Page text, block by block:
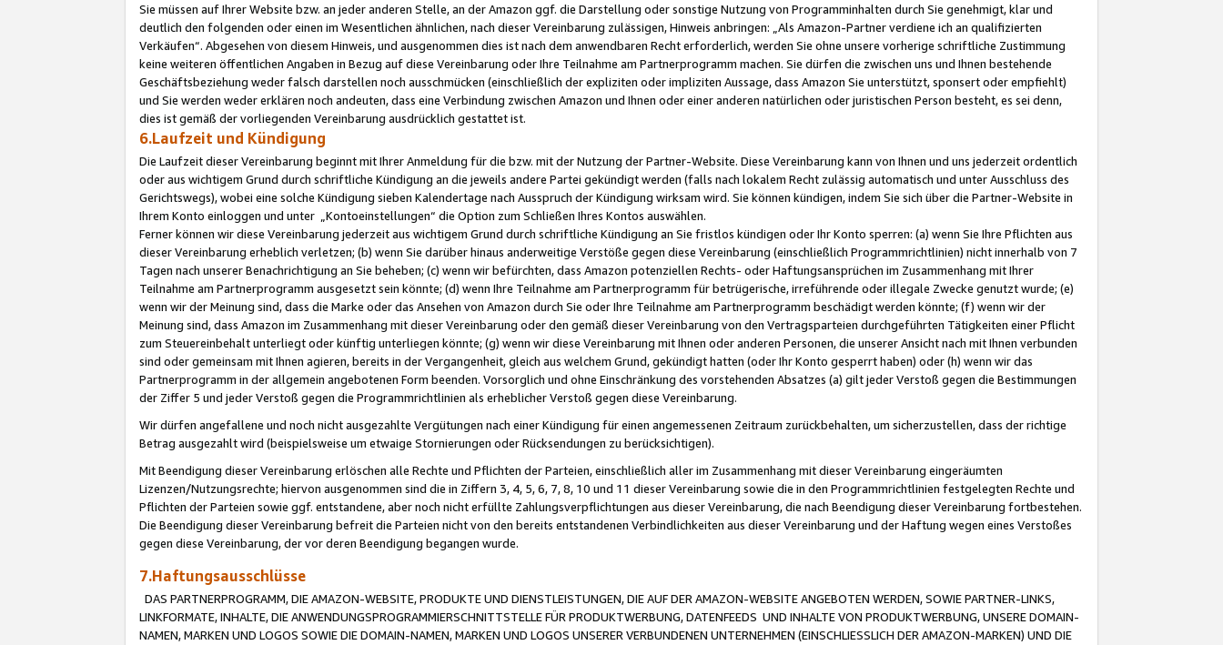
Sie müssen auf Ihrer Website bzw. an jeder anderen Stelle, an der Amazon ggf. die Darstellung oder sonstige Nutzung von Programminhalten durch Sie genehmigt, klar und
deutlich den folgenden oder einen im Wesentlichen ähnlichen, nach dieser Vereinbarung zulässigen, Hinweis anbringen: „Als Amazon-Partner verdiene ich an qualifizierten
Verkäufen“. Abgesehen von diesem Hinweis, und ausgenommen dies ist nach dem anwendbaren Recht erforderlich, werden Sie ohne unsere vorherige schriftliche Zustimmung
keine weiteren öffentlichen Angaben in Bezug auf diese Vereinbarung oder Ihre Teilnahme am Partnerprogramm machen. Sie dürfen die zwischen uns und Ihnen bestehende
Geschäftsbeziehung weder falsch darstellen noch ausschmücken (einschließlich der expliziten oder impliziten Aussage, dass Amazon Sie unterstützt, sponsert oder empfiehlt)
und Sie werden weder erklären noch andeuten, dass eine Verbindung zwischen Amazon und Ihnen oder einer anderen natürlichen oder juristischen Person besteht, es sei denn,
dies ist gemäß der vorliegenden Vereinbarung ausdrücklich gestattet ist.
6.Laufzeit und Kündigung
Die Laufzeit dieser Vereinbarung beginnt mit Ihrer Anmeldung für die bzw. mit der Nutzung der Partner-Website. Diese Vereinbarung kann von Ihnen und uns jederzeit ordentlich
oder aus wichtigem Grund durch schriftliche Kündigung an die jeweils andere Partei gekündigt werden (falls nach lokalem Recht zulässig automatisch und unter Ausschluss des
Gerichtswegs), wobei eine solche Kündigung sieben Kalendertage nach Ausspruch der Kündigung wirksam wird. Sie können kündigen, indem Sie sich über die Partner-Website in
Ihrem Konto einloggen und unter „Kontoeinstellungen“ die Option zum Schließen Ihres Kontos auswählen.
Ferner können wir diese Vereinbarung jederzeit aus wichtigem Grund durch schriftliche Kündigung an Sie fristlos kündigen oder Ihr Konto sperren: (a) wenn Sie Ihre Pflichten aus
dieser Vereinbarung erheblich verletzen; (b) wenn Sie darüber hinaus anderweitige Verstöße gegen diese Vereinbarung (einschließlich Programmrichtlinien) nicht innerhalb von 7
Tagen nach unserer Benachrichtigung an Sie beheben; (c) wenn wir befürchten, dass Amazon potenziellen Rechts- oder Haftungsansprüchen im Zusammenhang mit Ihrer
Teilnahme am Partnerprogramm ausgesetzt sein könnte; (d) wenn Ihre Teilnahme am Partnerprogramm für betrügerische, irreführende oder illegale Zwecke genutzt wurde; (e)
wenn wir der Meinung sind, dass die Marke oder das Ansehen von Amazon durch Sie oder Ihre Teilnahme am Partnerprogramm beschädigt werden könnte; (f) wenn wir der
Meinung sind, dass Amazon im Zusammenhang mit dieser Vereinbarung oder den gemäß dieser Vereinbarung von den Vertragsparteien durchgeführten Tätigkeiten einer Pflicht
zum Steuereinbehalt unterliegt oder künftig unterliegen könnte; (g) wenn wir diese Vereinbarung mit Ihnen oder anderen Personen, die unserer Ansicht nach mit Ihnen verbunden
sind oder gemeinsam mit Ihnen agieren, bereits in der Vergangenheit, gleich aus welchem Grund, gekündigt hatten (oder Ihr Konto gesperrt haben) oder (h) wenn wir das
Partnerprogramm in der allgemein angebotenen Form beenden. Vorsorglich und ohne Einschränkung des vorstehenden Absatzes (a) gilt jeder Verstoß gegen die Bestimmungen
der Ziffer 5 und jeder Verstoß gegen die Programmrichtlinien als erheblicher Verstoß gegen diese Vereinbarung.
Wir dürfen angefallene und noch nicht ausgezahlte Vergütungen nach einer Kündigung für einen angemessenen Zeitraum zurückbehalten, um sicherzustellen, dass der richtige
Betrag ausgezahlt wird (beispielsweise um etwaige Stornierungen oder Rücksendungen zu berücksichtigen).
Mit Beendigung dieser Vereinbarung erlöschen alle Rechte und Pflichten der Parteien, einschließlich aller im Zusammenhang mit dieser Vereinbarung eingeräumten
Lizenzen/Nutzungsrechte; hiervon ausgenommen sind die in Ziffern 3, 4, 5, 6, 7, 8, 10 und 11 dieser Vereinbarung sowie die in den Programmrichtlinien festgelegten Rechte und
Pflichten der Parteien sowie ggf. entstandene, aber noch nicht erfüllte Zahlungsverpflichtungen aus dieser Vereinbarung, die nach Beendigung dieser Vereinbarung fortbestehen.
Die Beendigung dieser Vereinbarung befreit die Parteien nicht von den bereits entstandenen Verbindlichkeiten aus dieser Vereinbarung und der Haftung wegen eines Verstoßes
gegen diese Vereinbarung, der vor deren Beendigung begangen wurde.
7.Haftungsausschlüsse
DAS PARTNERPROGRAMM, DIE AMAZON-WEBSITE, PRODUKTE UND DIENSTLEISTUNGEN, DIE AUF DER AMAZON-WEBSITE ANGEBOTEN WERDEN, SOWIE PARTNER-LINKS,
LINKFORMATE, INHALTE, DIE ANWENDUNGSPROGRAMMIERSCHNITTSTELLE FÜR PRODUKTWERBUNG, DATENFEEDS UND INHALTE VON PRODUKTWERBUNG, UNSERE DOMAIN-
NAMEN, MARKEN UND LOGOS SOWIE DIE DOMAIN-NAMEN, MARKEN UND LOGOS UNSERER VERBUNDENEN UNTERNEHMEN (EINSCHLIESSLICH DER AMAZON-MARKEN) UND DIE